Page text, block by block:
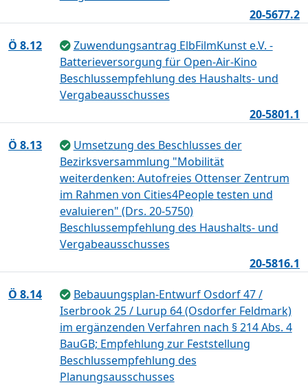
20-5677.2
Ö 8.12
Zuwendungsantrag ElbFilmKunst e.V. -
Batterieversorgung für Open-Air-Kino
Beschlussempfehlung des Haushalts- und
Vergabeausschusses
20-5801.1
Ö 8.13
Umsetzung des Beschlusses der
Bezirksversammlung "Mobilität
weiterdenken: Autofreies Ottenser Zentrum
im Rahmen von Cities4People testen und
evaluieren" (Drs. 20-5750)
Beschlussempfehlung des Haushalts- und
Vergabeausschusses
20-5816.1
Ö 8.14
Bebauungsplan-Entwurf Osdorf 47 /
Iserbrook 25 / Lurup 64 (Osdorfer Feldmark)
im ergänzenden Verfahren nach § 214 Abs. 4
BauGB; Empfehlung zur Feststellung
Beschlussempfehlung des
Planungsausschusses